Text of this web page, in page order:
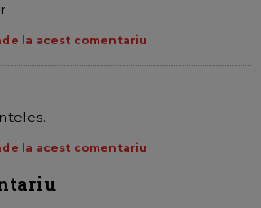
la acest comentariu
la acest comentariu